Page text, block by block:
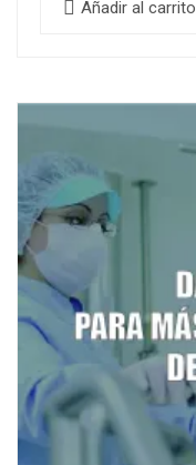
de Control) para…
Añadir al carrito